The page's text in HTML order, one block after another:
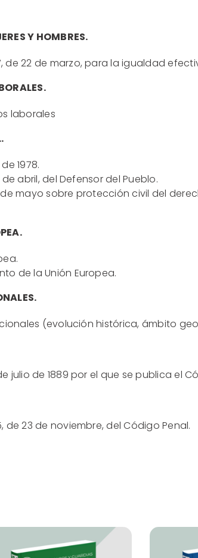
Y HOMBRES.
de 22 de marzo, para la igualdad
laborales
1978.
abril, del Defensor del Pueblo.
de mayo sobre protección civil del
de la Unión Europea.
(evolución histórica, ámbito
julio de 1889 por el que se publica el
de 23 de noviembre, del Código Penal.